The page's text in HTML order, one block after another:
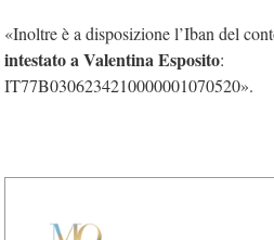
«Inoltre è a disposizione l’Iban del
intestato a Valentina Esposito:
IT77B0306234210000001070520».